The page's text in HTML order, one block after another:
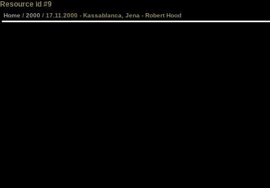
Resource id #9
Home / 2000 / 17.11.2000 - Kassablanca, Jena - Robert Hood